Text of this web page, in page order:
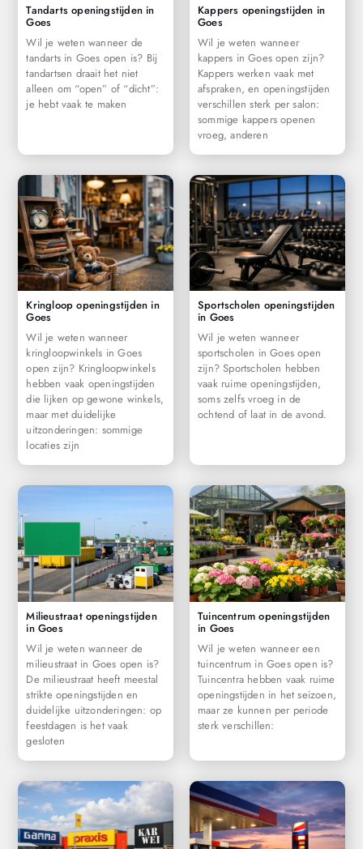
Tandarts openingstijden in
Goes
Wil je weten wanneer de
tandarts in Goes open is? Bij
tandartsen draait het niet
alleen om “open” of “dicht”:
je hebt vaak te maken
Kappers openingstijden in
Goes
Wil je weten wanneer
kappers in Goes open zijn?
Kappers werken vaak met
afspraken, en openingstijden
verschillen sterk per salon:
sommige kappers openen
vroeg, anderen
Kringloop openingstijden in
Goes
Wil je weten wanneer
kringloopwinkels in Goes
open zijn? Kringloopwinkels
hebben vaak openingstijden
die lijken op gewone winkels,
maar met duidelijke
uitzonderingen: sommige
locaties zijn
Sportscholen openingstijden
in Goes
Wil je weten wanneer
sportscholen in Goes open
zijn? Sportscholen hebben
vaak ruime openingstijden,
soms zelfs vroeg in de
ochtend of laat in de avond.
Milieustraat openingstijden
in Goes
Wil je weten wanneer de
milieustraat in Goes open is?
De milieustraat heeft meestal
strikte openingstijden en
duidelijke uitzonderingen: op
feestdagen is het vaak
gesloten
Tuincentrum openingstijden
in Goes
Wil je weten wanneer een
tuincentrum in Goes open is?
Tuincentra hebben vaak ruime
openingstijden in het seizoen,
maar ze kunnen per periode
sterk verschillen: